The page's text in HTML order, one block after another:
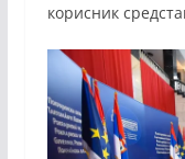
корисник